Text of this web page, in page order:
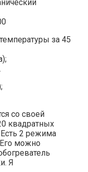
за 45
со своей
квадратных
2 режима
можно
Я